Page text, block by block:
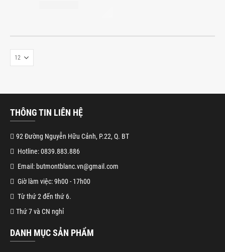
THÔNG TIN LIÊN HỆ
92 Đường Nguyễn Hữu Cảnh, P.22, Q. BT
Hotline: 0839.883.886
Email: butmontblanc.vn@gmail.com
Giờ làm việc: 9h00 - 17h00
Từ thứ 2 đến thứ 6.
Thứ 7 và CN nghỉ
DANH MỤC SẢN PHẨM